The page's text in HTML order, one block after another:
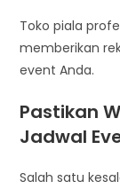
Toko piala
memberikan
event Anda.
Pastikan
Jadwal
Salah satu